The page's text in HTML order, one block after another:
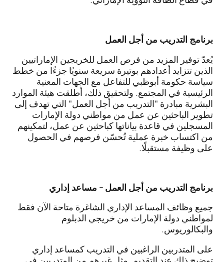
برنامج التدريب من أجل العمل
يُعدّ توفير المزيد من فرص العمل للخريجين الإماراتيين
الذين تتزايد أعدادهم بوتيرة سريعة سنويًا جزءًا من خطط
سياسة حكومة أبوظبي للتفاعل مع الجهات المعنية
الرئيسية في المجتمع. ولتحقيق ذلك، أطلقت هيئة الموارد
البشرية مبادرة "التدريب من أجل العمل" التي تهدف إلى
تطوير الباحثين عن عمل من مواطني دولة الإمارات
المسجلين في قاعدة بياناتها كباحثين عن عمل، لتمكينهم
من اكتساب خبرة عملية تُحسّن فرصهم في الحصول
على وظيفة مستقبلًا.
برنامج التدريب من أجل العمل - مساعد إداري
جميع وظائف المساعد الإداري الشاغرة متاحة الآن فقط
لمواطني دولة الإمارات من خريجي الدبلوم
والبكالوريوس.
على المتدربين الراغبين في التدريب كمساعد إداري